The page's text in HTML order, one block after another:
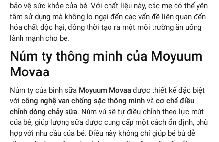
bảo vệ sức khỏe của bé. Với chất liệu này, các mẹ có thể yên
tâm sử dụng mà không lo ngại đến các vấn đề liên quan đến
hóa chất độc hại, đồng thời tạo ra một môi trường ăn uống
lành mạnh cho bé.
Núm ty thông minh của Moyuum
Movaa
Núm ty của bình sữa Moyuum Movaa được thiết kế đặc biệt
với công nghệ van chống sặc thông minh và cơ chế điều
chỉnh dòng chảy sữa. Núm vú sẽ tự điều chỉnh theo lực mút
của bé, giúp lượng sữa được cung cấp một cách ổn định, phù
hợp với nhu cầu của bé. Điều này không chỉ giúp bé bú dễ